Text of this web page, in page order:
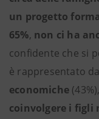
un progetto
65%, non ci ha
confidente che si
è rappresentato
economiche (43%),
coinvolgere i figli